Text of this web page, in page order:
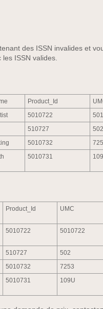
des ISSN invalides et
ISSN valides.
Product_Id
5010722
510727
502
5010732
5010731
Product_Id UMC
5010722 5010722
510727
502
5010732
7253
5010731 109U